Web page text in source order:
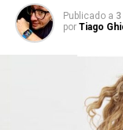
Publicado a
por Tiago